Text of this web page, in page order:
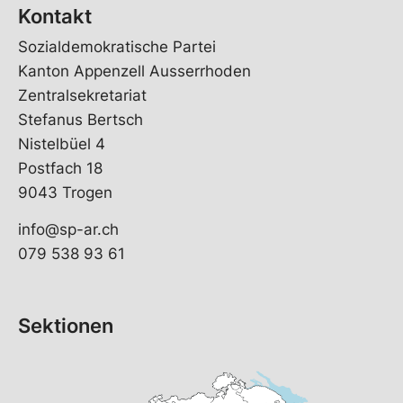
Kontakt
Sozialdemokratische Partei
Kanton Appenzell Ausserrhoden
Zentralsekretariat
Stefanus Bertsch
Nistelbüel 4
Postfach 18
9043 Trogen
info@sp-ar.ch
079 538 93 61
Sektionen